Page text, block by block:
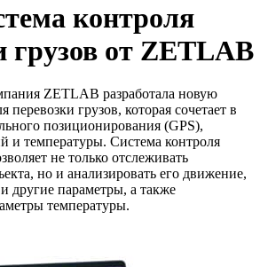
контроля
грузов от ZETLAB
ZETLAB разработала новую
перевозки грузов, которая сочетает в
позиционирования (GPS),
и температуры. Система контроля
не только отслеживать
но и анализировать его движение,
другие параметры, а также
температуры.